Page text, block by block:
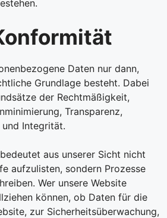
Daten nur dann,
Grundlage besteht. Dabei
der Rechtmäßigkeit,
Transparenz,
Integrität.
aus unserer Sicht nicht
aufzulisten, sondern Prozesse
Wer unsere Website
können, ob Daten für die
zur Sicherheitsüberwachung,